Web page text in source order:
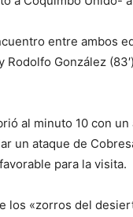
entre ambos
Rodolfo González
al minuto 10 con
un ataque de
para la visita.
los «zorros del